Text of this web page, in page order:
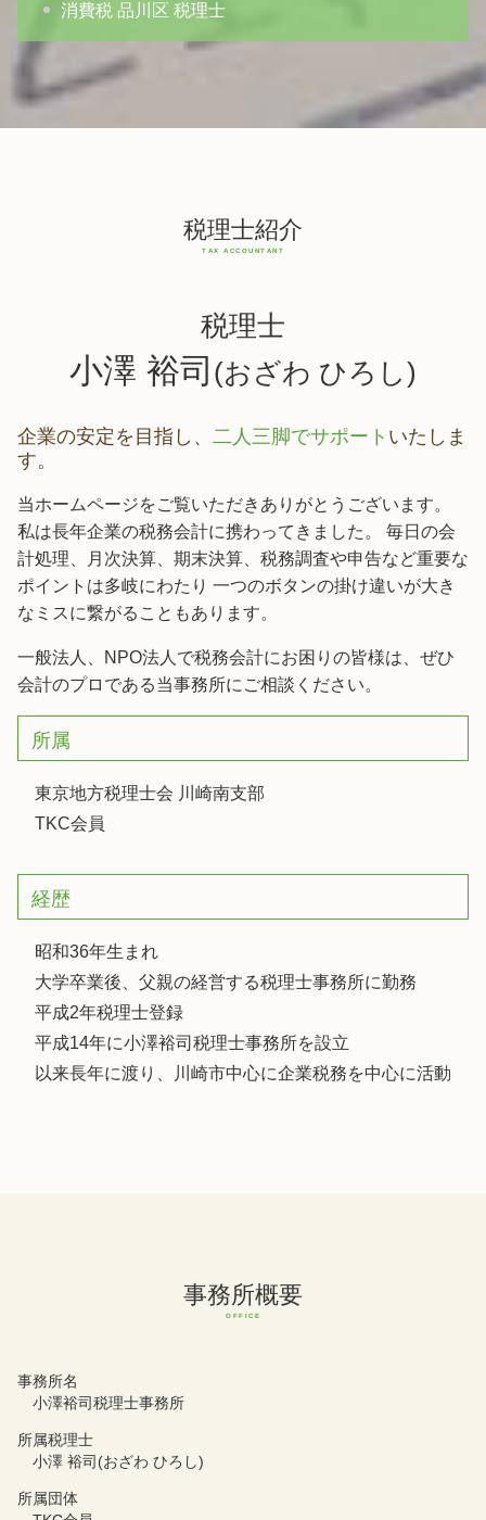
消費税 品川区 税理士
税理士紹介
税理士
小澤 裕司 (おざわ ひろし)
企業の安定を目指し、 二人三脚でサポート いたしま
す。
当ホームページをご覧いただきありがとうございます。
私は長年企業の税務会計に携わってきました。 毎日の会
計処理、月次決算、期末決算、税務調査や申告など重要な
ポイントは多岐にわたり 一つのボタンの掛け違いが大き
なミスに繋がることもあります。
一般法人、NPO法人で税務会計にお困りの皆様は、ぜひ
会計のプロである当事務所にご相談ください。
所属
東京地方税理士会 川崎南支部
TKC会員
経歴
昭和36年生まれ
大学卒業後、父親の経営する税理士事務所に勤務
平成2年税理士登録
平成14年に小澤裕司税理士事務所を設立
以来長年に渡り、川崎市中心に企業税務を中心に活動
事務所概要
事務所名
小澤裕司税理士事務所
所属税理士
小澤 裕司(おざわ ひろし)
所属団体